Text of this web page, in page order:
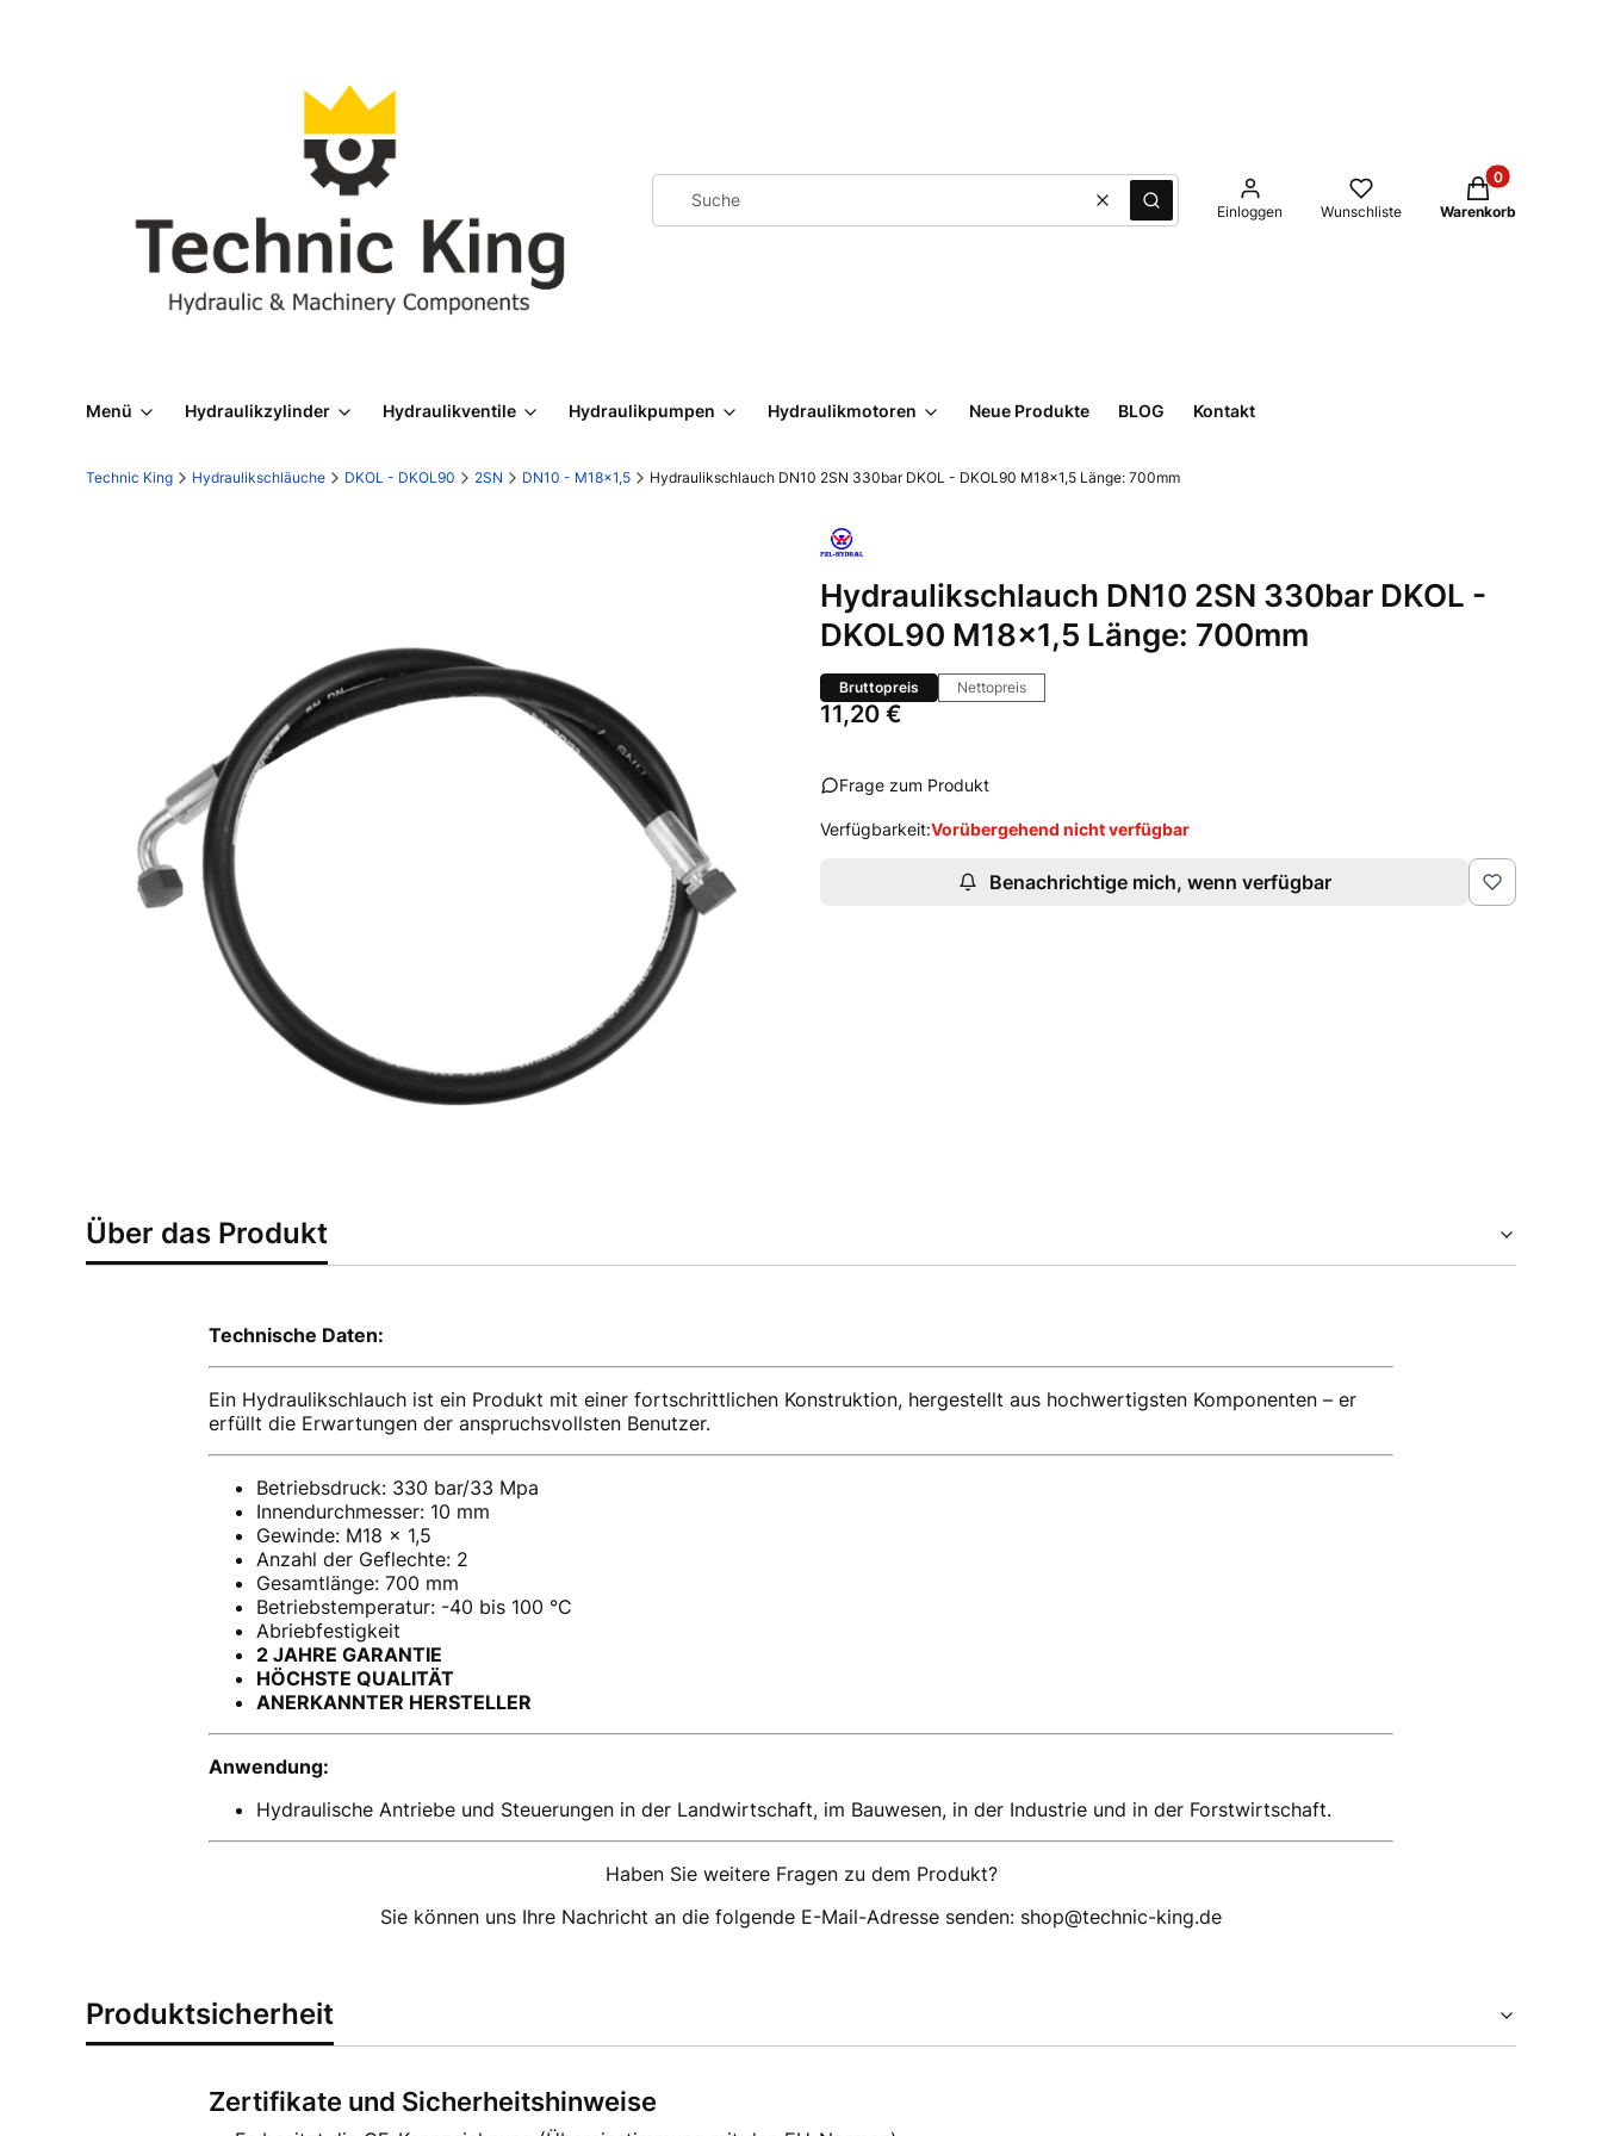
LöschenSuche Einloggen Wunschliste
Produkte im
Warenkorb
Menü Hydraulikzylinder Hydraulikventile Hydraulikpumpen Hydraulikmotoren Neue Produkte BLOG Kontakt
Technic King Hydraulikschläuche DKOL - DKOL90 2SN DN10 - M18x1,5 Hydraulikschlauch DN10 2SN 330bar DKOL - DKOL90 M18x1,5 Länge: 700mm
Hydraulikschlauch DN10 2SN 330bar DKOL -
DKOL90 M18x1,5 Länge: 700mm
Bruttopreis Nettopreis
Preis
11,20 €
Frage zum Produkt
Verfügbarkeit:Vorübergehend nicht verfügbar
Benachrichtige mich, wenn verfügbar
Über das Produkt
Technische Daten:
Ein Hydraulikschlauch ist ein Produkt mit einer fortschrittlichen Konstruktion, hergestellt aus hochwertigsten Komponenten – er
erfüllt die Erwartungen der anspruchsvollsten Benutzer.
Betriebsdruck: 330 bar/33 Mpa
Innendurchmesser: 10 mm
Gewinde: M18 x 1,5
Anzahl der Geflechte: 2
Gesamtlänge: 700 mm
Betriebstemperatur: -40 bis 100 °C
Abriebfestigkeit
2 JAHRE GARANTIE
HÖCHSTE QUALITÄT
ANERKANNTER HERSTELLER
Anwendung:
Hydraulische Antriebe und Steuerungen in der Landwirtschaft, im Bauwesen, in der Industrie und in der Forstwirtschaft.
Haben Sie weitere Fragen zu dem Produkt?
Sie können uns Ihre Nachricht an die folgende E-Mail-Adresse senden: shop@technic-king.de
Produktsicherheit
Zertifikate und Sicherheitshinweise